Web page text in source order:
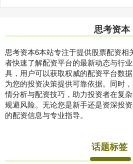
思考资本
思考资本6本站专注于提供股票配资相
者快速了解配资平台的最新动态与行
具，用户可以获取权威的配资平台数
为您的投资决策提供可靠依据。同时
情分析与配资技巧，助力投资者在复
规避风险。无论您是新手还是资深投
的配资信息与专业指导。
话题标签